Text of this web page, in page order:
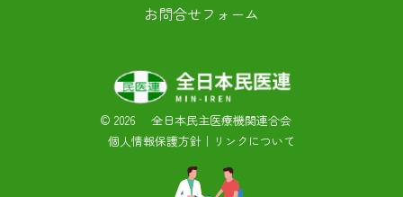
お問合せフォーム
© 2026 全日本民主医療機関連合会
個人情報保護方針 ｜ リンクについて